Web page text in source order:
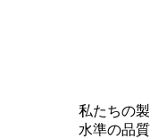
私たちの
水準の品